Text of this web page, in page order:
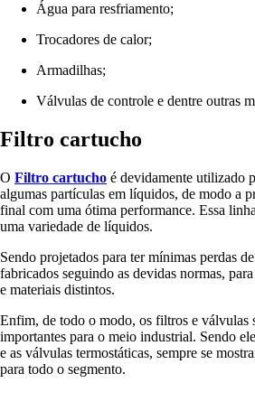
Água para resfriamento;
Trocadores de calor;
Armadilhas;
Válvulas de controle e dentre outras
Filtro cartucho
O Filtro cartucho é devidamente utilizado
algumas partículas em líquidos, de modo a
final com uma ótima performance. Essa
uma variedade de líquidos.
Sendo projetados para ter mínimas perdas
fabricados seguindo as devidas normas,
e materiais distintos.
Enfim, de todo o modo, os filtros e válvulas
importantes para o meio industrial. Sendo
e as válvulas termostáticas, sempre se
para todo o segmento.